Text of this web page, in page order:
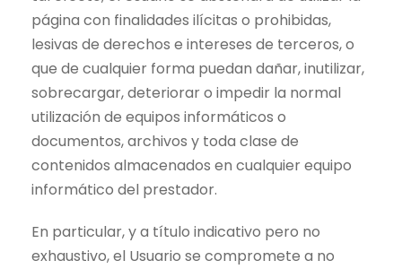
página con finalidades ilícitas o prohibidas,
lesivas de derechos e intereses de terceros, o
que de cualquier forma puedan dañar, inutilizar,
sobrecargar, deteriorar o impedir la normal
utilización de equipos informáticos o
documentos, archivos y toda clase de
contenidos almacenados en cualquier equipo
informático del prestador.
En particular, y a título indicativo pero no
exhaustivo, el Usuario se compromete a no